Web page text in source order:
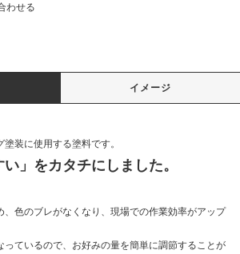
わせる
イメージ
装に使用する塗料です。
い」をカタチにしました。
、色のブレがなくなり、現場での作業効率がアップ
っているので、お好みの量を簡単に調節することが